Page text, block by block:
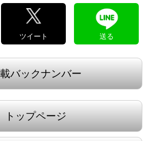
ツイート 送る
バックナンバー
トップページ